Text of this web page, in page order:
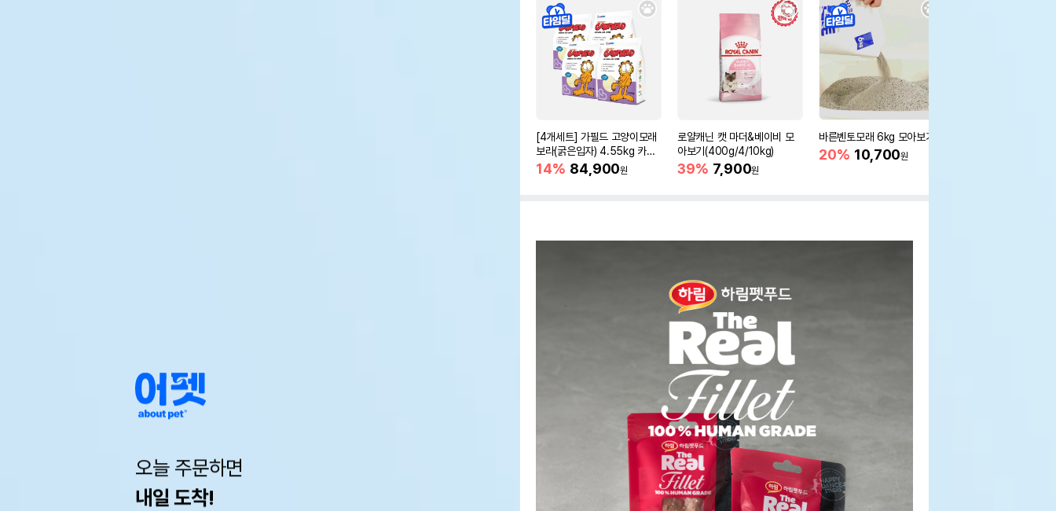
오늘 주문하면
내일 도착!
[4개세트] 가필드 고양이모래
보라(굵은입자) 4.55kg 카사
바모래
14% 84,900원
로얄캐닌 캣 마더&베이비 모
아보기(400g/4/10kg)
39% 7,900원
바른벤토모래 6kg 모아보기
20% 10,700원